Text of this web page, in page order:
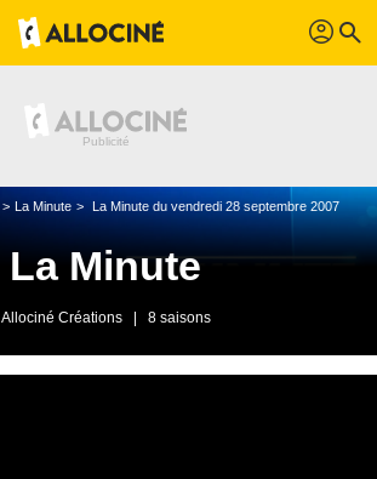
profil search
La Minute La Minute du vendredi 28 septembre 2007
La Minute
Allociné Créations 8 saisons